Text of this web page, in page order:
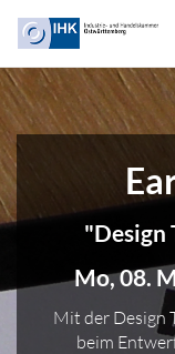
"Design
Mo, 08.
Mit der Design
beim